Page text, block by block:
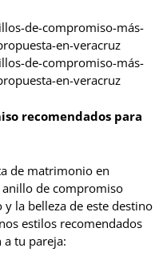
recomendados para
de matrimonio en
de compromiso
la belleza de este destino
estilos recomendados
tu pareja: